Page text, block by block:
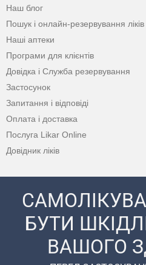
Наш блог
Пошук і онлайн-резервування ліків
Наші аптеки
Програми для клієнтів
Довідка і Служба резервування
Застосунок
Запитання і відповіді
Оплата і доставка
Послуга Likar Online
Довідник ліків
БУТИ
ВАШОГО